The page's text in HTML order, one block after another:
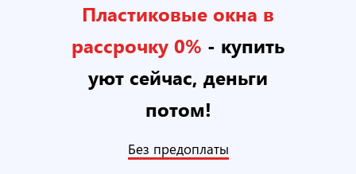
Пластиковые окна в
рассрочку 0% - купить
уют сейчас, деньги
потом!
Без предоплаты